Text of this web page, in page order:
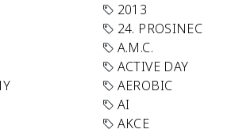
2013
24. PROSINEC
A.M.C.
ACTIVE DAY
AEROBIC
AI
AKCE